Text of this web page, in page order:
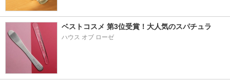
ベストコスメ 第3位受賞！大人気のスパチュラ
ハウス オブ ローゼ